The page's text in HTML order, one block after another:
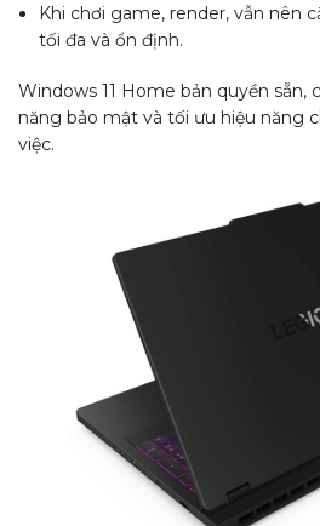
Khi chơi game, render, vẫn nên
tối đa và ổn định.
Windows 11 Home bản quyền sẵn,
năng bảo mật và tối ưu hiệu năng
việc.